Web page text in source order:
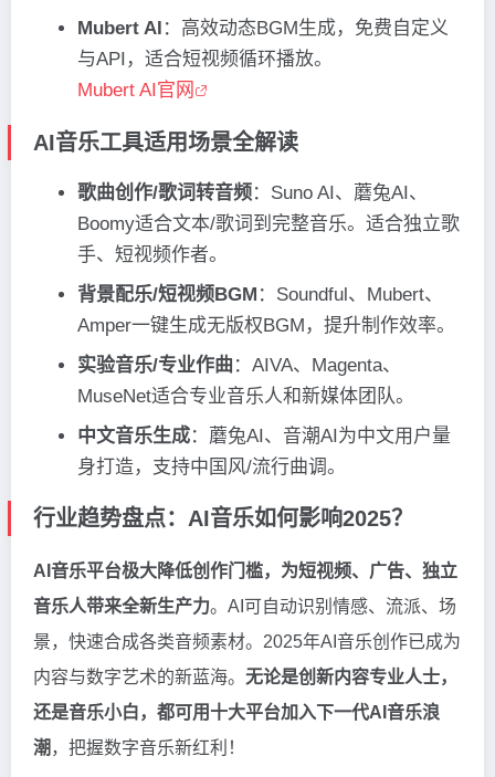
Mubert AI ：高效动态BGM生成，免费自定义
与API，适合短视频循环播放。
Mubert AI官网
AI音乐工具适用场景全解读
歌曲创作/歌词转音频：Suno AI、蘑兔AI、
Boomy适合文本/歌词到完整音乐。适合独立歌
手、短视频作者。
背景配乐/短视频BGM ：Soundful、Mubert、
Amper一键生成无版权BGM，提升制作效率。
实验音乐/专业作曲 ：AIVA、Magenta、
MuseNet适合专业音乐人和新媒体团队。
中文音乐生成：蘑兔AI、音潮AI为中文用户量
身打造，支持中国风/流行曲调。
行业趋势盘点：AI音乐如何影响2025？
AI音乐平台极大降低创作门槛，为短视频、广告、独立
音乐人带来全新生产力。AI可自动识别情感、流派、场
景，快速合成各类音频素材。2025年AI音乐创作已成为
内容与数字艺术的新蓝海。 无论是创新内容专业人士，
还是音乐小白，都可用十大平台加入下一代AI音乐浪
潮 ，把握数字音乐新红利！